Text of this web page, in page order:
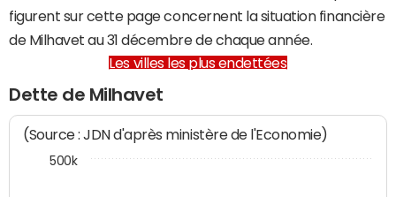
figurent sur cette page concernent la situation financière
de Milhavet au 31 décembre de chaque année.
Les villes les plus endettées
Dette de Milhavet
(Source : JDN d'après ministère de l'Economie)
500k